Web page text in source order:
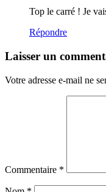
Top le carré ! Je
Répondre
Laisser un
Votre adresse e-mail ne
Commentaire *